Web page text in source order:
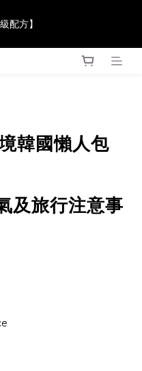
獎】
配方】
Milan 2024 Professional
韓國懶人包
及旅行注意事